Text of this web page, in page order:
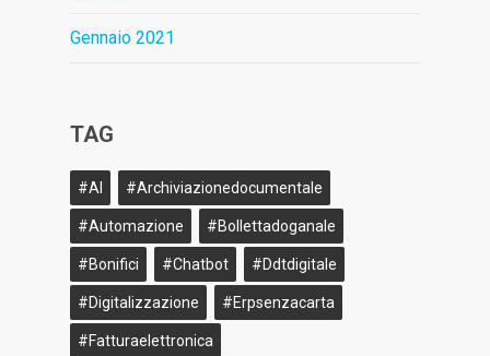
Gennaio 2021
TAG
#AI #archiviazionedocumentale
#Automazione #bollettadoganale
#bonifici #Chatbot #ddtdigitale
#Digitalizzazione #erpsenzacarta
#fatturaelettronica